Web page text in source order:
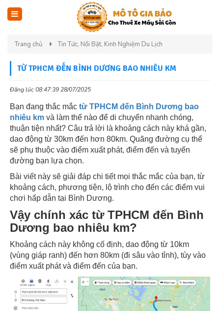
Trang chủ Tin Tức, Nổi Bật, Kinh Nghiệm Du Lịch
TỪ TPHCM ĐẾN BÌNH DƯƠNG BAO NHIÊU KM
Đăng lúc 08:47:39 28/07/2025
Bạn đang thắc mắc từ TPHCM đến Bình Dương bao
nhiêu km và làm thế nào để di chuyển nhanh chóng,
thuận tiện nhất? Câu trả lời là khoảng cách này khá gần,
dao động từ 30km đến hơn 80km. Quãng đường cụ thể
sẽ phụ thuộc vào điểm xuất phát, điểm đến và tuyến
đường bạn lựa chọn.
Bài viết này sẽ giải đáp chi tiết mọi thắc mắc của bạn, từ
khoảng cách, phương tiện, lộ trình cho đến các điểm vui
chơi hấp dẫn tại Bình Dương.
Vậy chính xác từ TPHCM đến Bình
Dương bao nhiêu km?
Khoảng cách này không cố định, dao động từ 10km
(vùng giáp ranh) đến hơn 80km (đi sâu vào tỉnh), tùy vào
điểm xuất phát và điểm đến của bạn.